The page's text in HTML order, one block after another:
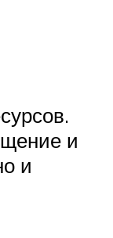
и
и